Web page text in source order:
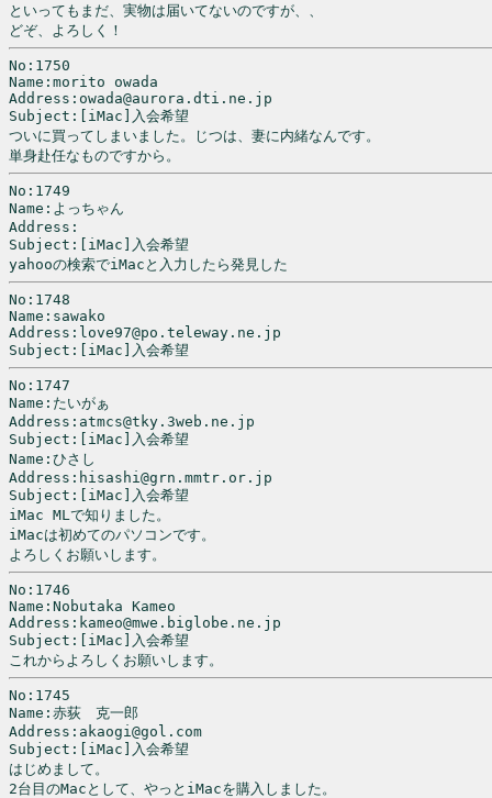
といってもまだ、実物は届いてないのですが、、
No:1750
Name:morito owada
Address:owada@aurora.dti.ne.jp
Subject:[iMac]入会希望
ついに買ってしまいました。じつは、妻に内緒なんです。
単身赴任なものですから。
No:1749
Name:よっちゃん
Address:
Subject:[iMac]入会希望
yahooの検索でiMacと入力したら発見した
No:1748
Name:sawako
Address:love97@po.teleway.ne.jp
Subject:[iMac]入会希望
No:1747
Name:たいがぁ
Address:atmcs@tky.3web.ne.jp
Subject:[iMac]入会希望
Name:ひさし
Address:hisashi@grn.mmtr.or.jp
Subject:[iMac]入会希望
iMac MLで知りました。
iMacは初めてのパソコンです。
よろしくお願いします。
No:1746
Name:Nobutaka Kameo
Address:kameo@mwe.biglobe.ne.jp
Subject:[iMac]入会希望
No:1745
Name:赤荻　克一郎
Address:akaogi@gol.com
Subject:[iMac]入会希望
はじめまして。
2台目のMacとして、やっとiMacを購入しました。